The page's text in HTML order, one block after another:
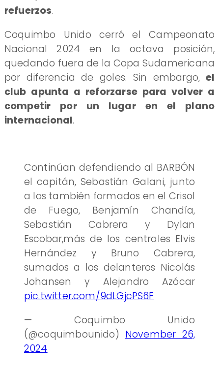
refuerzos.
Coquimbo Unido cerró el Campeonato
Nacional 2024 en la octava posición,
quedando fuera de la Copa Sudamericana
por diferencia de goles. Sin embargo, el
club apunta a reforzarse para volver a
competir por un lugar en el plano
internacional.
Continúan defendiendo al BARBÓN
el capitán, Sebastián Galani, junto
a los también formados en el Crisol
de Fuego, Benjamín Chandía,
Sebastián Cabrera y Dylan
Escobar,más de los centrales Elvis
Hernández y Bruno Cabrera,
sumados a los delanteros Nicolás
Johansen y Alejandro Azócar
pic.twitter.com/9dLGjcPS6F
— Coquimbo Unido
(@coquimbounido) November 26,
2024